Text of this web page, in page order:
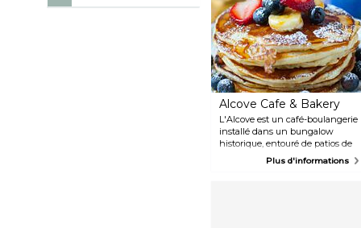
Alcove Cafe & Bakery
L'Alcove est un café-boulangerie
installé dans un bungalow
historique, entouré de patios de
jardin adaptés aux chiens. On y
Plus d'informations